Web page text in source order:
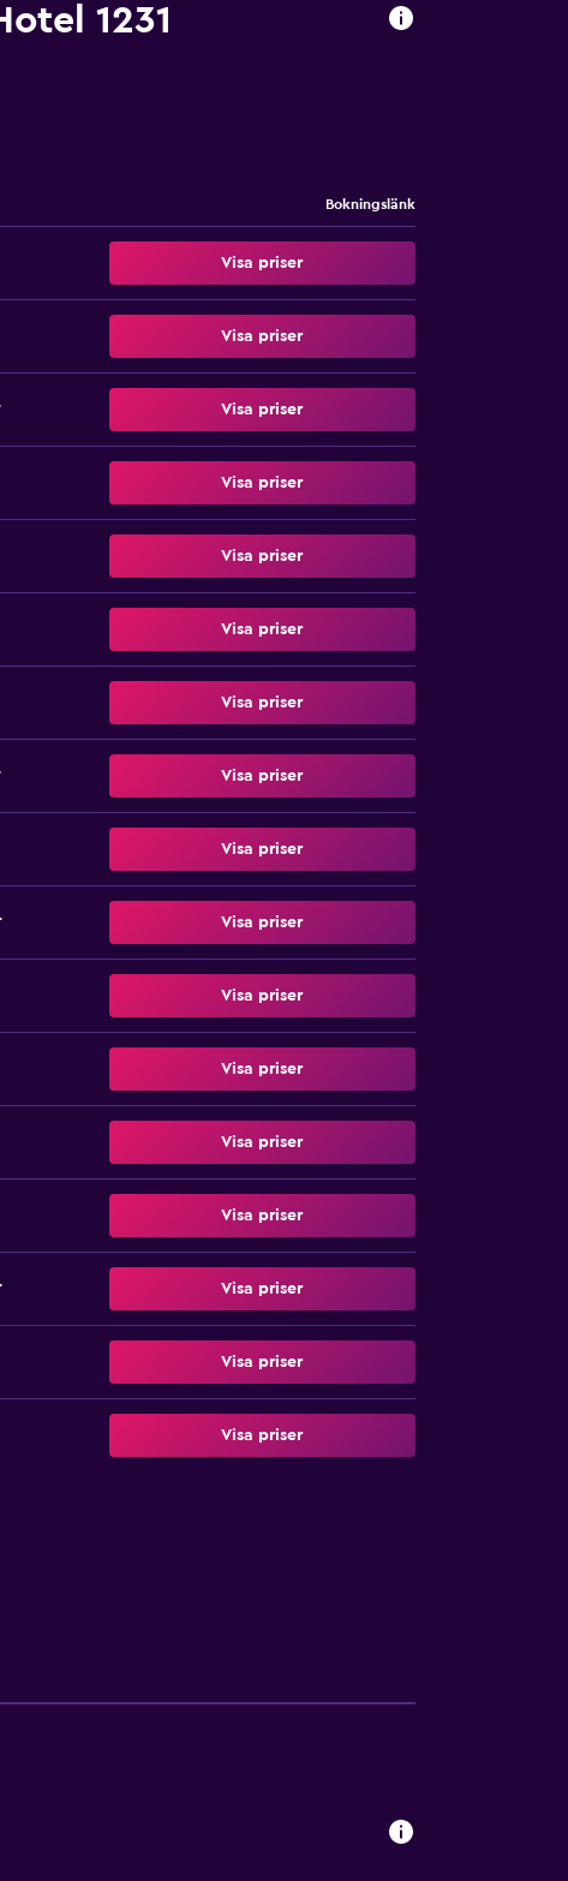
1231
Bokningslänk
Visa priser
Visa priser
Visa priser
Visa priser
Visa priser
Visa priser
Visa priser
Visa priser
Visa priser
Visa priser
Visa priser
Visa priser
Visa priser
Visa priser
Visa priser
Visa priser
Visa priser